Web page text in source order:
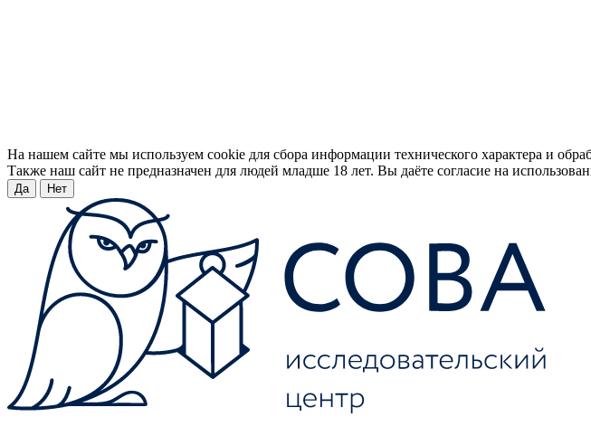
На нашем сайте мы используем cookie для сбора информации технического характера и
Также наш сайт не предназначен для людей младше 18 лет. Вы даёте согласие на
Да Нет